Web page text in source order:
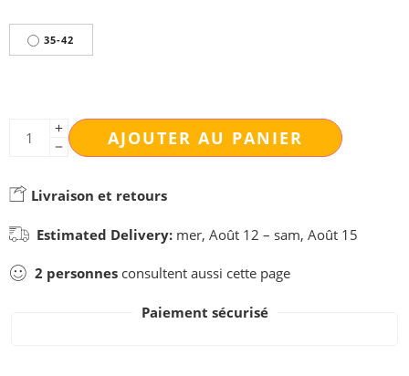
35-42
AJOUTER AU PANIER
Livraison et retours
Estimated Delivery: mer, Août 12 – sam, Août 15
2 personnes consultent aussi cette page
Paiement sécurisé